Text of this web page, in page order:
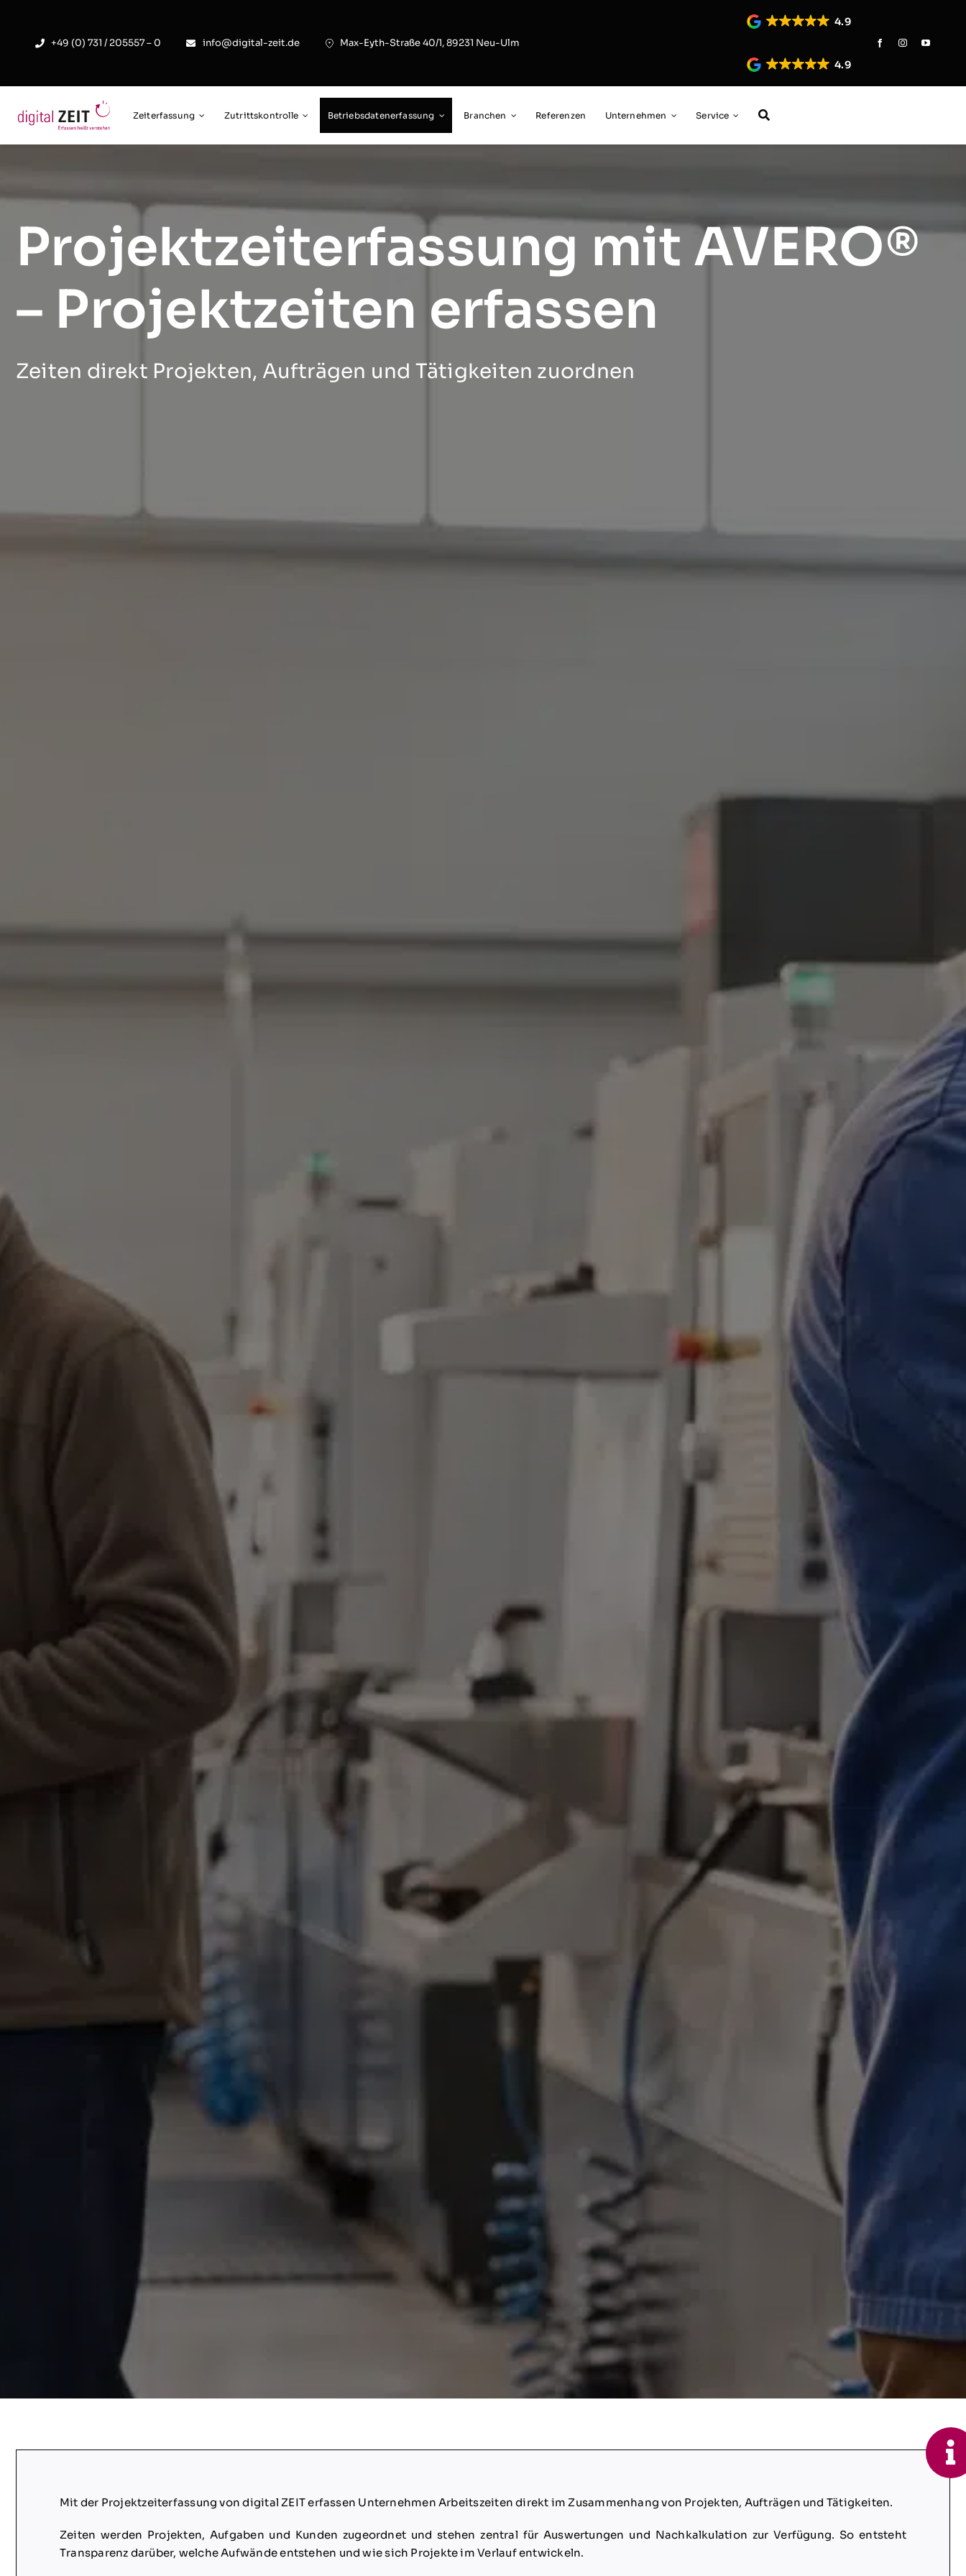
content
+49 (0) 731 / 205557 – 0 info@digital-zeit.de Max-Eyth-Straße 40/1, 89231 Neu-Ulm
4.9
4.9
Zeiterfassung Zutrittskontrolle Betriebsdatenerfassung Branchen Referenzen Unternehmen Service
Projektzeiterfassung mit AVERO®
– Projektzeiten erfassen
Zeiten direkt Projekten, Aufträgen und Tätigkeiten zuordnen
Mit der Projektzeiterfassung von digital ZEIT erfassen Unternehmen Arbeitszeiten direkt im Zusammenhang von Projekten, Aufträgen und Tätigkeiten.
Zeiten werden Projekten, Aufgaben und Kunden zugeordnet und stehen zentral für Auswertungen und Nachkalkulation zur Verfügung. So entsteht
Transparenz darüber, welche Aufwände entstehen und wie sich Projekte im Verlauf entwickeln.